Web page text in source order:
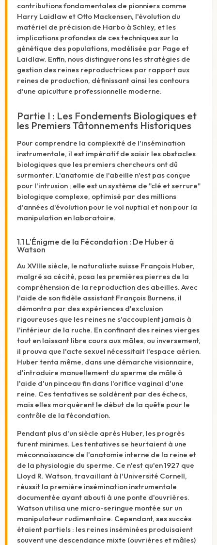
contributions fondamentales de pionniers comme
Harry Laidlaw et Otto Mackensen, l'évolution du
matériel de précision de Harbo à Schley, et les
implications profondes de ces techniques sur la
génétique des populations, modélisée par Page et
Laidlaw. Enfin, nous distinguerons les stratégies de
gestion des reines reproductrices par rapport aux
reines de production, définissant ainsi les contours
d'une apiculture professionnelle moderne.
Partie I : Les Fondements Biologiques et
les Premiers Tâtonnements Historiques
Pour comprendre la complexité de l'insémination
instrumentale, il est impératif de saisir les obstacles
biologiques que les premiers chercheurs ont dû
surmonter. L'anatomie de l'abeille n'est pas conçue
pour l'intrusion ; elle est un système de "clé et serrure"
biologique complexe, optimisé par des millions
d'années d'évolution pour le vol nuptial et non pour la
manipulation en laboratoire.
1.1 L'Énigme de la Fécondation : De Huber à
Watson
Au XVIIIe siècle, le naturaliste suisse François Huber,
malgré sa cécité, posa les premières pierres de la
compréhension de la reproduction des abeilles. Avec
l'aide de son fidèle assistant François Burnens, il
démontra par des expériences d'exclusion
rigoureuses que les reines ne s'accouplent jamais à
l'intérieur de la ruche. En confinant des reines vierges
tout en laissant libre cours aux mâles, ou inversement,
il prouva que l'acte sexuel nécessitait l'espace aérien.
Huber tenta même, dans une démarche visionnaire,
d'introduire manuellement du sperme de mâle à
l'aide d'un pinceau fin dans l'orifice vaginal d'une
reine. Ces tentatives se soldèrent par des échecs,
mais elles marquèrent le début de la quête pour le
contrôle de la fécondation.
Pendant plus d'un siècle après Huber, les progrès
furent minimes. Les tentatives se heurtaient à une
méconnaissance de l'anatomie interne de la reine et
de la physiologie du sperme. Ce n'est qu'en 1927 que
Lloyd R. Watson, travaillant à l'Université Cornell,
réussit la première insémination instrumentale
documentée ayant abouti à une ponte d'ouvrières.
Watson utilisa une micro-seringue montée sur un
manipulateur rudimentaire. Cependant, ses succès
étaient partiels : les reines inséminées produisaient
souvent une descendance mixte (ouvrières et mâles)